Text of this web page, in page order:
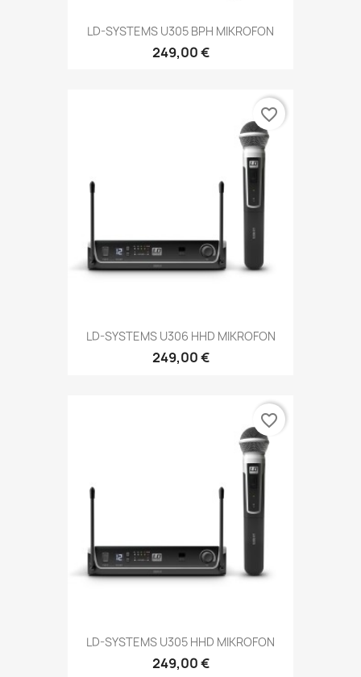
LD-SYSTEMS U305 BPH MIKROFON
249,00 €
LD-SYSTEMS U306 HHD MIKROFON
249,00 €
favorite_border
LD-SYSTEMS U305 HHD MIKROFON
249,00 €
favorite_border